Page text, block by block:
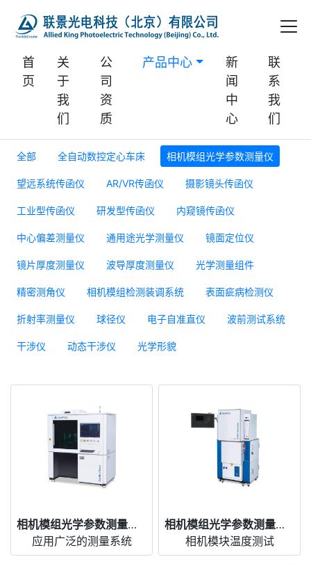
首
页
关
于
我
们
公
司
资
质
产品中心
新
闻
中
心
联
系
我
们
全部 全自动数控定心车床 相机模组光学参数测量仪
望远系统传函仪 AR/VR传函仪 摄影镜头传函仪
工业型传函仪 研发型传函仪 内窥镜传函仪
中心偏差测量仪 通用途光学测量仪 镜面定位仪
镜片厚度测量仪 波导厚度测量仪 光学测量组件
精密测角仪 相机模组检测装调系统 表面疵病检测仪
折射率测量仪 球径仪 电子自准直仪 波前测试系统
干涉仪 动态干涉仪 光学形貌
相机模组光学参数测量仪 CamTest Smart
应用广泛的测量系统
相机模组光学参数测量仪 CamTest TempControl
相机模块温度测试